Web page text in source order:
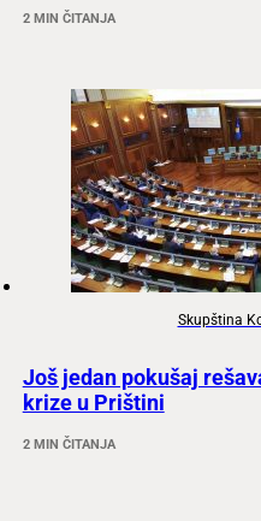
2 MIN ČITANJA
Skupština
Još jedan pokušaj
krize u Prištini
2 MIN ČITANJA